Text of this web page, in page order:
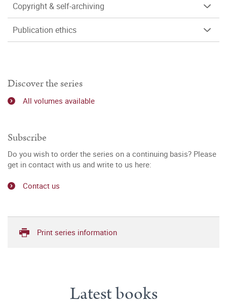
Copyright & self-archiving
Publication ethics
Discover the series
All volumes available
Subscribe
Do you wish to order the series on a continuing basis? Please
get in contact with us and write to us here:
Contact us
Print series information
Latest books